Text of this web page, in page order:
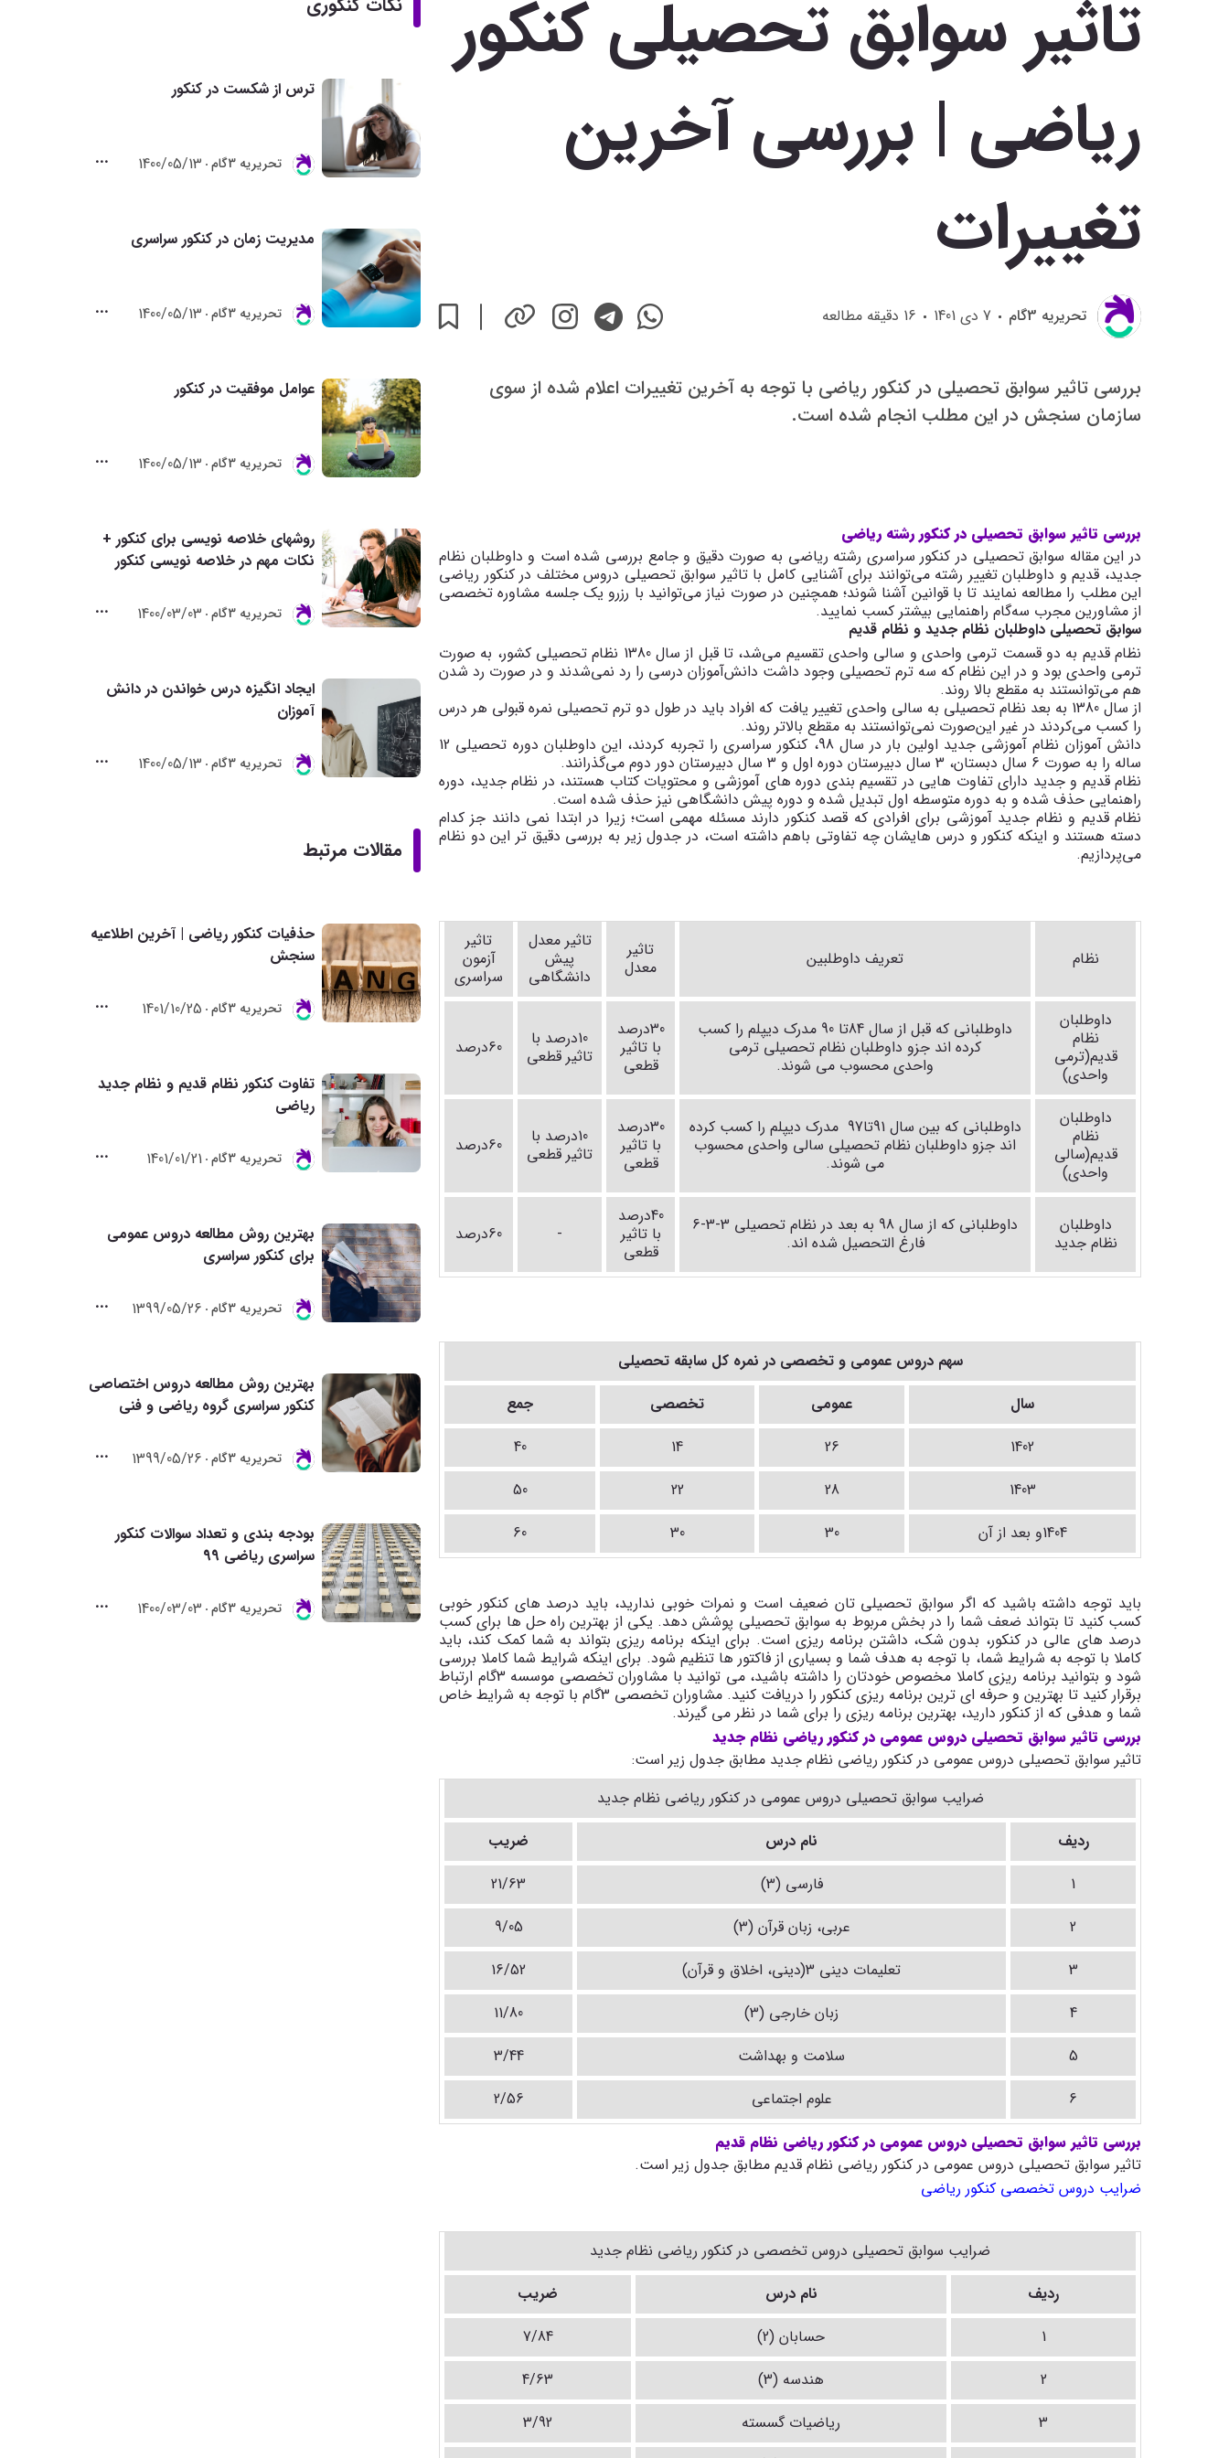
تاثیر سوابق تحصیلی کنکور
ریاضی | بررسی آخرین
تغییرات
تحريريه 3گام 7 دی 1401 16 دقیقه مطالعه
بررسی تاثیر سوابق تحصیلی در کنکور ریاضی با توجه به آخرین تغییرات اعلام شده از سوی
سازمان سنجش در این مطلب انجام شده است.
بررسی تاثیر سوابق تحصیلی در کنکور رشته ریاضی
در این مقاله سوابق تحصیلی در کنکور سراسری رشته ریاضی به صورت دقیق و جامع بررسی شده است و داوطلبان نظام
جدید، قدیم و داوطلبان تغییر رشته می‌توانند برای آشنایی کامل با تاثیر سوابق تحصیلی دروس‌ مختلف در کنکور ریاضی
این مطلب را مطالعه نمایند تا با قوانین آشنا شوند؛ همچنین در صورت نیاز می‌توانید با رزرو یک جلسه مشاوره تخصصی
از مشاورین مجرب سه‌گام راهنمایی بیشتر کسب نمایید.
سوابق تحصیلی داوطلبان نظام جدید و نظام قدیم
نظام قدیم به دو قسمت ترمی واحدی و سالی واحدی تقسیم می‌شد، تا قبل از سال 1380 نظام تحصیلی کشور، به صورت
ترمی واحدی بود و در این نظام که سه ترم تحصیلی وجود داشت دانش‌آموزان درسی را رد نمی‌شدند و در صورت رد شدن
هم می‌توانستند به مقطع بالا روند.
از سال 1380 به بعد نظام تحصیلی به سالی واحدی تغییر یافت که افراد باید در طول دو ترم تحصیلی نمره قبولی هر درس
را کسب می‌کردند در غیر این‌صورت نمی‌توانستند به مقطع بالاتر روند.
دانش آموزان نظام آموزشی جدید اولین بار در سال 98، کنکور سراسری را تجربه کردند، این داوطلبان دوره تحصیلی 12
ساله را به صورت 6 سال دبستان، 3 سال دبیرستان دوره اول و 3 سال دبیرستان دور دوم می‌گذرانند.
نظام قدیم و جدید دارای تفاوت هایی در تقسیم بندی دوره های آموزشی و محتویات کتاب هستند، در نظام جدید، دوره
راهنمایی حذف شده و به دوره متوسطه اول تبدیل شده و دوره پیش دانشگاهی نیز حذف شده است.
نظام قدیم و نظام جدید آموزشی برای افرادی که قصد کنکور دارند مسئله مهمی است؛ زیرا در ابتدا نمی دانند جز کدام
دسته هستند و اینکه کنکور و درس هایشان چه تفاوتی باهم داشته است، در جدول زیر به بررسی دقیق تر این دو نظام
می‌پردازیم.
نظام تعریف داوطلبین
تاثیر
معدل
تاثیر معدل
پیش
دانشگاهی
تاثیر
آزمون
سراسری
داوطلبان
نظام
قدیم(ترمی
واحدی)
داوطلبانی که قبل از سال 84تا 90
مدرک دیپلم را کسب
کرده اند جزو داوطلبان نظام تحصیلی ترمی
واحدی محسوب می شوند.
30درصد
با تاثیر
قطعی
10درصد با
تاثیر قطعی
60درصد
داوطلبان
نظام
قدیم(سالی
واحدی)
داوطلبانی که بین سال 91تا97 مدرک دیپلم را کسب کرده
اند جزو داوطلبان نظام تحصیلی سالی واحدی محسوب
می شوند.
30درصد
با تاثیر
قطعی
10درصد با
تاثیر قطعی
60درصد
داوطلبان
نظام جدید
داوطلبانی که از سال 98 به بعد در نظام تحصیلی 3-3-6
فارغ التحصیل شده اند.
40درصد
با تاثیر
قطعی
- 60درصد
سهم دروس عمومی و تخصصی در نمره کل سابقه تحصیلی
سال
عمومی تخصصی
جمع
1402
26
14
40
1403
28
22
50
1404و بعد از آن
30
30
60
باید توجه داشته باشید که اگر سوابق تحصیلی تان ضعیف است و نمرات خوبی ندارید، باید درصد های کنکور خوبی
کسب کنید تا بتواند ضعف شما را در بخش مربوط به سوابق تحصیلی پوشش دهد. یکی از بهترین راه حل ها برای کسب
درصد های عالی در کنکور، بدون شک، داشتن برنامه ریزی است. برای اینکه برنامه ریزی بتواند به شما کمک کند، باید
کاملا با توجه به شرایط شما، با توجه به هدف شما و بسیاری از فاکتور ها تنظیم شود. برای اینکه شرایط شما کاملا بررسی
شود و بتوانید برنامه ریزی کاملا مخصوص خودتان را داشته باشید، می توانید با مشاوران تخصصی موسسه 3گام ارتباط
برقرار کنید تا بهترین و حرفه ای ترین برنامه ریزی کنکور را دریافت کنید. مشاوران تخصصی 3گام با توجه به شرایط خاص
شما و هدفی که از کنکور دارید، بهترین برنامه ریزی را برای شما در نظر می گیرند.
بررسی تاثیر سوابق تحصیلی دروس عمومی در کنکور ریاضی نظام جدید
تاثیر سوابق تحصیلی دروس عمومی در کنکور ریاضی نظام جدید مطابق جدول زیر است:
ضرایب سوابق تحصیلی دروس عمومی در کنکور ریاضی نظام جدید
ردیف
نام درس
ضریب
1
فارسی (3)
21/63
2
عربی، زبان قرآن (3)
9/05
3
تعلیمات دینی 3(دینی، اخلاق و قرآن)
16/52
4
زبان خارجی (3)
11/80
5
سلامت و بهداشت
3/44
6
علوم اجتماعی
2/56
بررسی تاثیر سوابق تحصیلی دروس عمومی در کنکور ریاضی نظام قدیم
تاثیر سوابق تحصیلی دروس عمومی در کنکور ریاضی نظام قدیم مطابق جدول زیر است.
ضرایب دروس تخصصی کنکور ریاضی
ضرایب سوابق تحصیلی دروس تخصصی در کنکور ریاضی نظام جدید
ردیف
نام درس
ضریب
1
حسابان (2)
7/84
2
هندسه (3)
4/63
3
ریاضیات گسسته
3/92
ترس از شکست در کنکور
تحريريه 3گام 1400/05/13
مدیریت زمان در کنکور سراسری
تحريريه 3گام 1400/05/13
عوامل موفقیت در کنکور
تحريريه 3گام 1400/05/13
روشهای خلاصه نویسی برای کنکور +
نکات مهم در خلاصه نویسی کنکور
تحريريه 3گام 1400/03/03
ایجاد انگیزه درس خواندن در دانش
آموزان
تحريريه 3گام 1400/05/13
مقالات مرتبط
حذفیات کنکور ریاضی | آخرین اطلاعیه
سنجش
تحريريه 3گام 1401/10/25
تفاوت کنکور نظام قدیم و نظام جدید
ریاضی
تحريريه 3گام 1401/01/21
بهترین روش مطالعه دروس عمومی
برای کنکور سراسری
تحريريه 3گام 1399/05/26
بهترین روش مطالعه دروس اختصاصی
کنکور سراسری گروه ریاضی و فنی
تحريريه 3گام 1399/05/26
بودجه بندی و تعداد سوالات کنکور
سراسری ریاضی 99
تحريريه 3گام 1400/03/03